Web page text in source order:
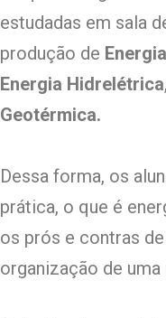
estudadas em sala
produção de
Energia Hidrelétrica,
Geotérmica.
Dessa forma, os
prática, o que é
os prós e contras
organização de uma